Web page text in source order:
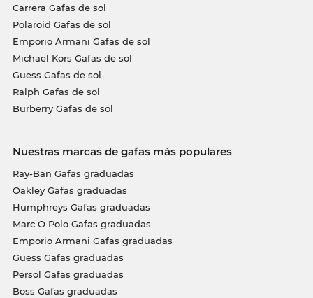
Carrera Gafas de sol
Polaroid Gafas de sol
Emporio Armani Gafas de sol
Michael Kors Gafas de sol
Guess Gafas de sol
Ralph Gafas de sol
Burberry Gafas de sol
Nuestras marcas de gafas más populares
Ray-Ban Gafas graduadas
Oakley Gafas graduadas
Humphreys Gafas graduadas
Marc O Polo Gafas graduadas
Emporio Armani Gafas graduadas
Guess Gafas graduadas
Persol Gafas graduadas
Boss Gafas graduadas